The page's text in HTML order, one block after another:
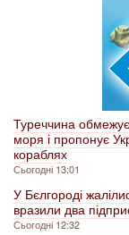
Туреччина
моря і пропонує
кораблях
Сьогодні 13:01
У Бєлгороді
вразили два
Сьогодні 12:32